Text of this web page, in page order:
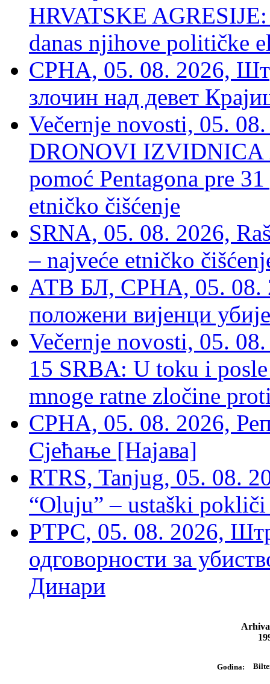
HRVATSKE
danas njihove političke
СРНА, 05. 08. 2026,
злочин над девет
Večernje novosti, 05.
DRONOVI IZVIDNICA
pomoć Pentagona pre
etničko čišćenje
SRNA, 05. 08. 2026,
– najveće etničko
АТВ БЛ, СРНА, 05. 08.
положени вијенци
Večernje novosti, 05.
15 SRBA: U toku i
mnoge ratne zločine
СРНА, 05. 08. 2026,
Сјећање [Најава]
RTRS, Tanjug, 05. 08.
“Oluju” – ustaški
РТРС, 05. 08. 2026,
одговорности за
Динари
Godina: